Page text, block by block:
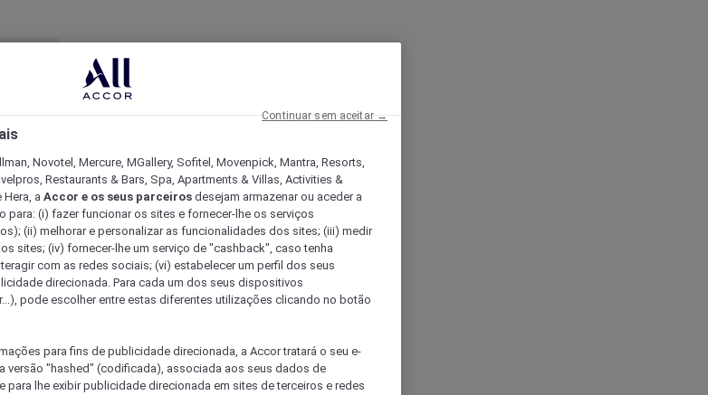
Novotel, Mercure, MGallery, Sofitel, Movenpick, Mantra, Resorts,
Restaurants & Bars, Spa, Apartments & Villas, Activities &
a Accor e os seus parceiros desejam armazenar ou aceder a
para: (i) fazer funcionar os sites e fornecer-lhe os serviços
(ii) melhorar e personalizar as funcionalidades dos sites; (iii) medir
sites; (iv) fornecer-lhe um serviço de "cashback", caso tenha
com as redes sociais; (vi) estabelecer um perfil dos seus
direcionada. Para cada um dos seus dispositivos
pode escolher entre estas diferentes utilizações clicando no botão
para fins de publicidade direcionada, a Accor tratará o seu e-
versão "hashed" (codificada), associada aos seus dados de
para lhe exibir publicidade direcionada em sites de terceiros e redes
Continuar sem aceitar →